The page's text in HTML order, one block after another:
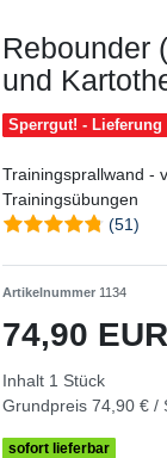
Rebounder
und
Sperrgut! - Lieferung
Trainingsprallwand -
Trainingsübungen
(51)
Artikelnummer 1134
74,90 EUR
Inhalt 1 Stück
Grundpreis 74,90 € /
sofort lieferbar